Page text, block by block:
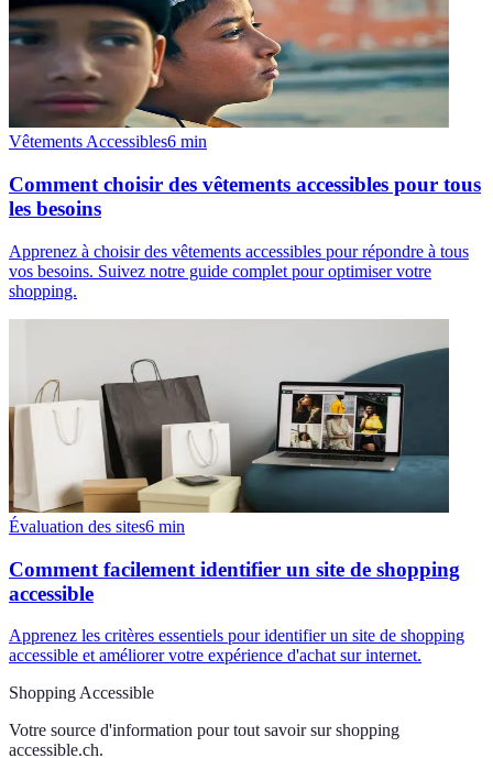
Vêtements Accessibles6 min
Comment choisir des vêtements accessibles pour tous
les besoins
Apprenez à choisir des vêtements accessibles pour répondre à tous
vos besoins. Suivez notre guide complet pour optimiser votre
shopping.
Évaluation des sites6 min
Comment facilement identifier un site de shopping
accessible
Apprenez les critères essentiels pour identifier un site de shopping
accessible et améliorer votre expérience d'achat sur internet.
Shopping Accessible
Votre source d'information pour tout savoir sur shopping
accessible.ch.